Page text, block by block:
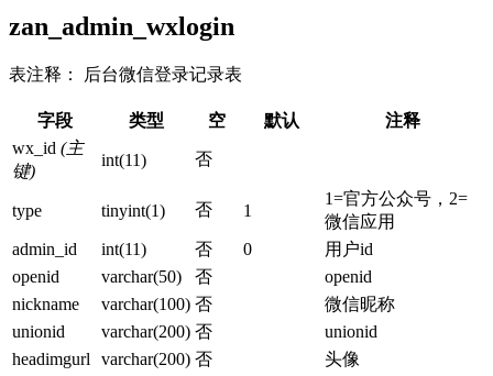
zan_admin_wxlogin
表注释： 后台微信登录记录表
字段 类型 空 默认
注释
wx_id (主
键)
int(11) 否
type tinyint(1) 否 1
1=官方公众号，2=
微信应用
admin_id
int(11) 否 0
用户id
openid
varchar(50) 否
openid
nickname
varchar(100) 否
微信昵称
unionid
varchar(200) 否
unionid
headimgurl
varchar(200) 否
头像